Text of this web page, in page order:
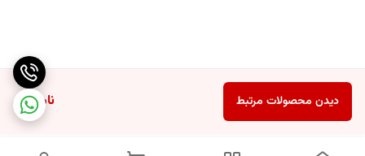
ناموجود دیدن محصولات مرتبط